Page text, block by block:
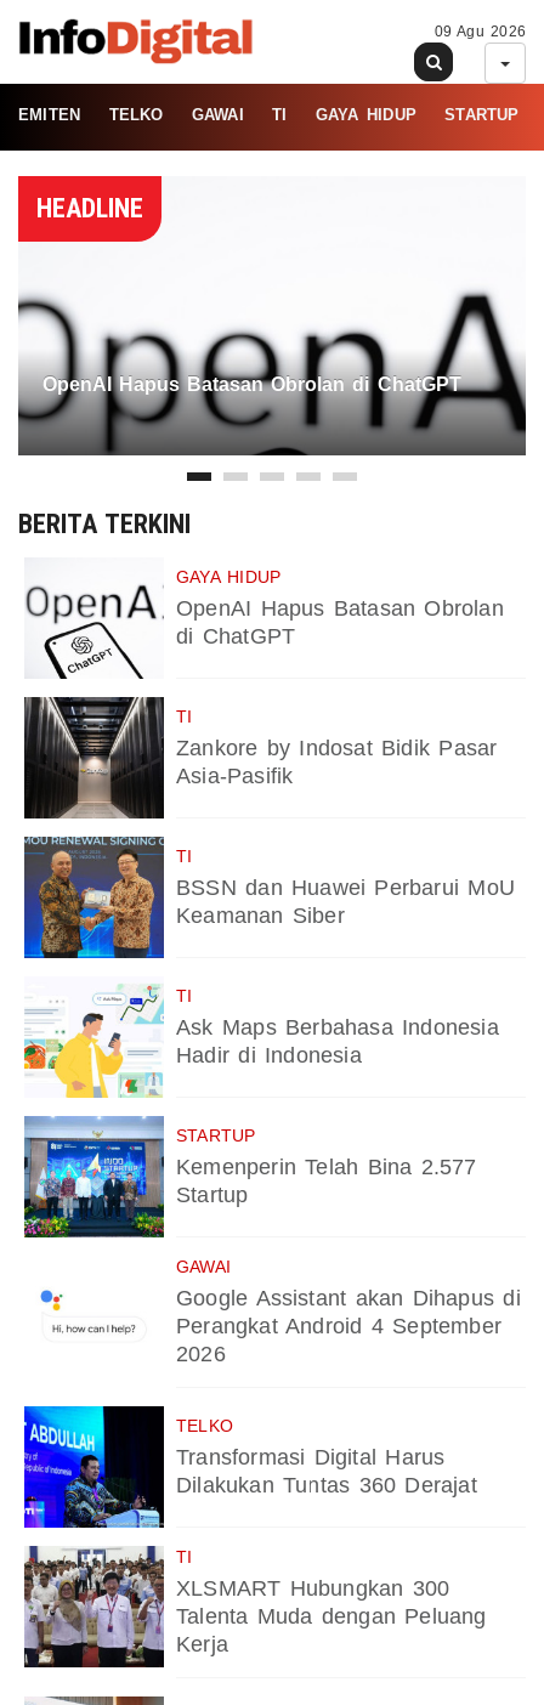
09 Agu 2026
EMITEN TELKO GAWAI TI GAYA HIDUP STARTUP
HEADLINE
OpenAI Hapus Batasan Obrolan di ChatGPT
BERITA TERKINI
GAYA HIDUP
OpenAI Hapus Batasan Obrolan
di ChatGPT
TI
Zankore by Indosat Bidik Pasar
Asia-Pasifik
TI
BSSN dan Huawei Perbarui MoU
Keamanan Siber
TI
Ask Maps Berbahasa Indonesia
Hadir di Indonesia
STARTUP
Kemenperin Telah Bina 2.577
Startup
GAWAI
Google Assistant akan Dihapus di
Perangkat Android 4 September
2026
TELKO
Transformasi Digital Harus
Dilakukan Tuntas 360 Derajat
TI
XLSMART Hubungkan 300
Talenta Muda dengan Peluang
Kerja